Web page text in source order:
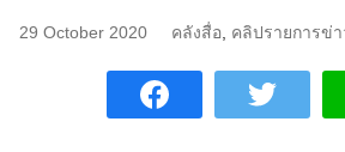
29 October 2020 คลังสื่อ คลิปรายการข่